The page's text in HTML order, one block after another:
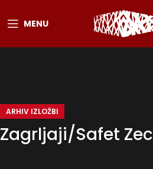
MENU
ARHIV IZLOŽBI
Zagrljaji/Safet Zec